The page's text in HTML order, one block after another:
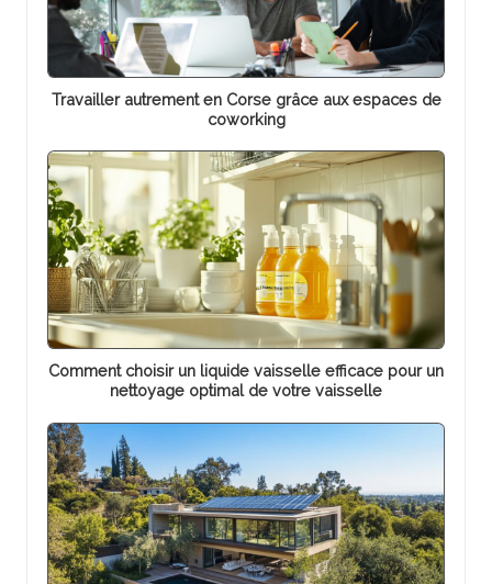
Travailler autrement en Corse grâce aux espaces de
coworking
Comment choisir un liquide vaisselle efficace pour un
nettoyage optimal de votre vaisselle